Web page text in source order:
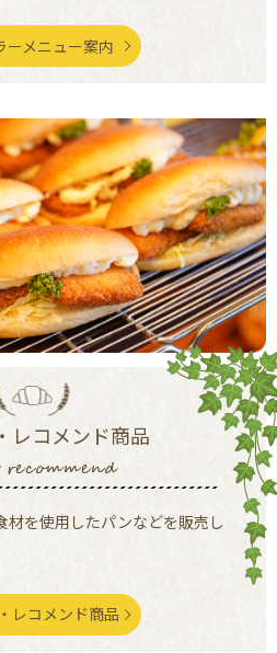
ーメニュー案内
レコメンド商品
材を使用したパンなどを販売し
レコメンド商品